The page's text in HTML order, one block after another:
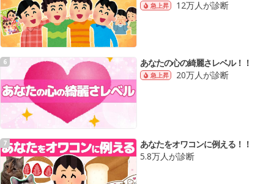
急上昇 12万人が診断
6 あなたの心の綺麗さレベル！！
急上昇 20万人が診断
7
あなたをオワコンに例える！！
5.8万人が診断